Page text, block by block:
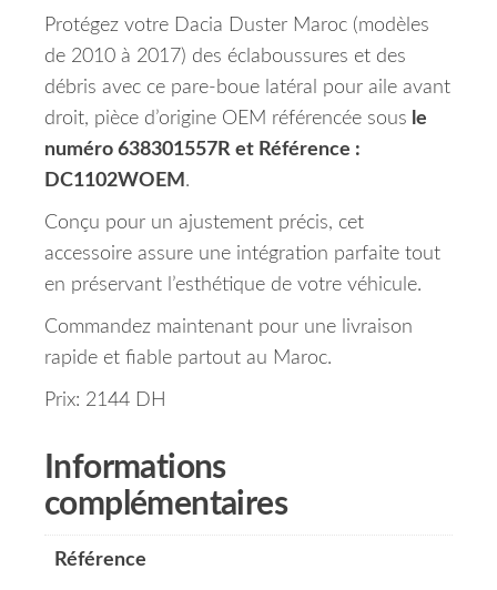
Protégez votre Dacia Duster Maroc (modèles
de 2010 à 2017) des éclaboussures et des
débris avec ce pare-boue latéral pour aile avant
droit, pièce d’origine OEM référencée sous le
numéro 638301557R et Référence :
DC1102WOEM .
Conçu pour un ajustement précis, cet
accessoire assure une intégration parfaite tout
en préservant l’esthétique de votre véhicule.
Commandez maintenant pour une livraison
rapide et fiable partout au Maroc.
Prix: 2144 DH
Informations
complémentaires
Référence